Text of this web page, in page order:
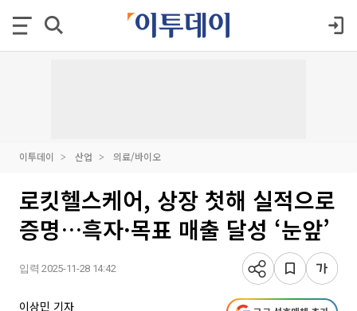
이투데이 산업 의료/바이오
로킷헬스케어, 상장 첫해 실적으로
증명…흑자·목표 매출 달성 ‘눈앞’
입력 2025-11-28 14:42
이상민 기자